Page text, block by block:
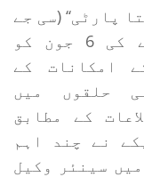
جنتا پارٹی‘‘ (سی جے
پی) کے بانی ابھیجیت دیپکے کی 6 جون کو
امکانات کے
حلقوں میں
کے مطابق
نے چند اہم
سینئر وکیل